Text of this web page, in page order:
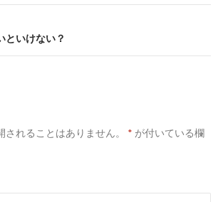
といけない？
されることはありません。 * が付いている欄